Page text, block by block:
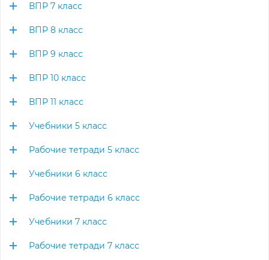
ВПР 7 класс
ВПР 8 класс
ВПР 9 класс
ВПР 10 класс
ВПР 11 класс
Учебники 5 класс
Рабочие тетради 5 класс
Учебники 6 класс
Рабочие тетради 6 класс
Учебники 7 класс
Рабочие тетради 7 класс